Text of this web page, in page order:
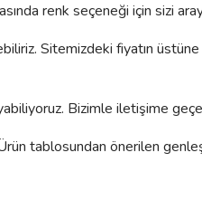
renk seçeneği için sizi
Sitemizdeki fiyatın
Bizimle iletişime
tablosundan önerilen